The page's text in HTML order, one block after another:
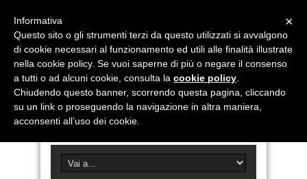
×
Informativa
Questo sito o gli strumenti terzi da questo utilizzati si avvalgono
di cookie necessari al funzionamento ed utili alle finalità illustrate
nella cookie policy. Se vuoi saperne di più o negare il consenso
a tutti o ad alcuni cookie, consulta la cookie policy
Chiudendo questo banner, scorrendo questa pagina, cliccando
su un link o proseguendo la navigazione in altra maniera,
acconsenti all’uso dei cookie.